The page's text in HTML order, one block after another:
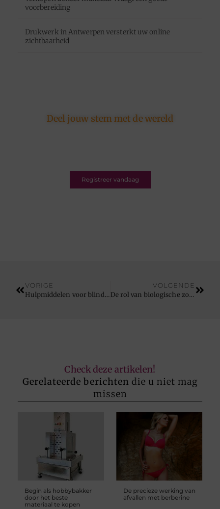
voorbereiding
Drukwerk in Antwerpen versterkt uw online
zichtbaarheid
Deel jouw stem met de wereld
Registreer vandaag
VORIGE
Hulpmiddelen voor blinden geven senioren hun zelfstandigheid terug
VOLGENDE
De rol van biologische zoetstoffen in jouw dieet
Check deze artikelen!
Gerelateerde berichten die u niet mag
missen
Begin als hobbybakker
door het beste
materiaal te kopen
De precieze werking van
afvallen met berberine